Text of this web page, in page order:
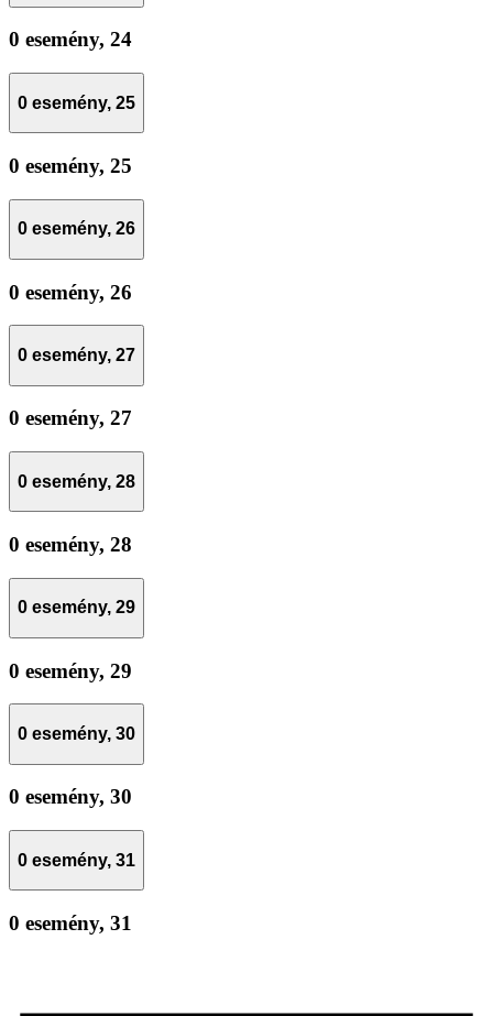
0 esemény, 24
0 esemény, 25
0 esemény, 25
0 esemény, 26
0 esemény, 26
0 esemény, 27
0 esemény, 27
0 esemény, 28
0 esemény, 28
0 esemény, 29
0 esemény, 29
0 esemény, 30
0 esemény, 30
0 esemény, 31
0 esemény, 31